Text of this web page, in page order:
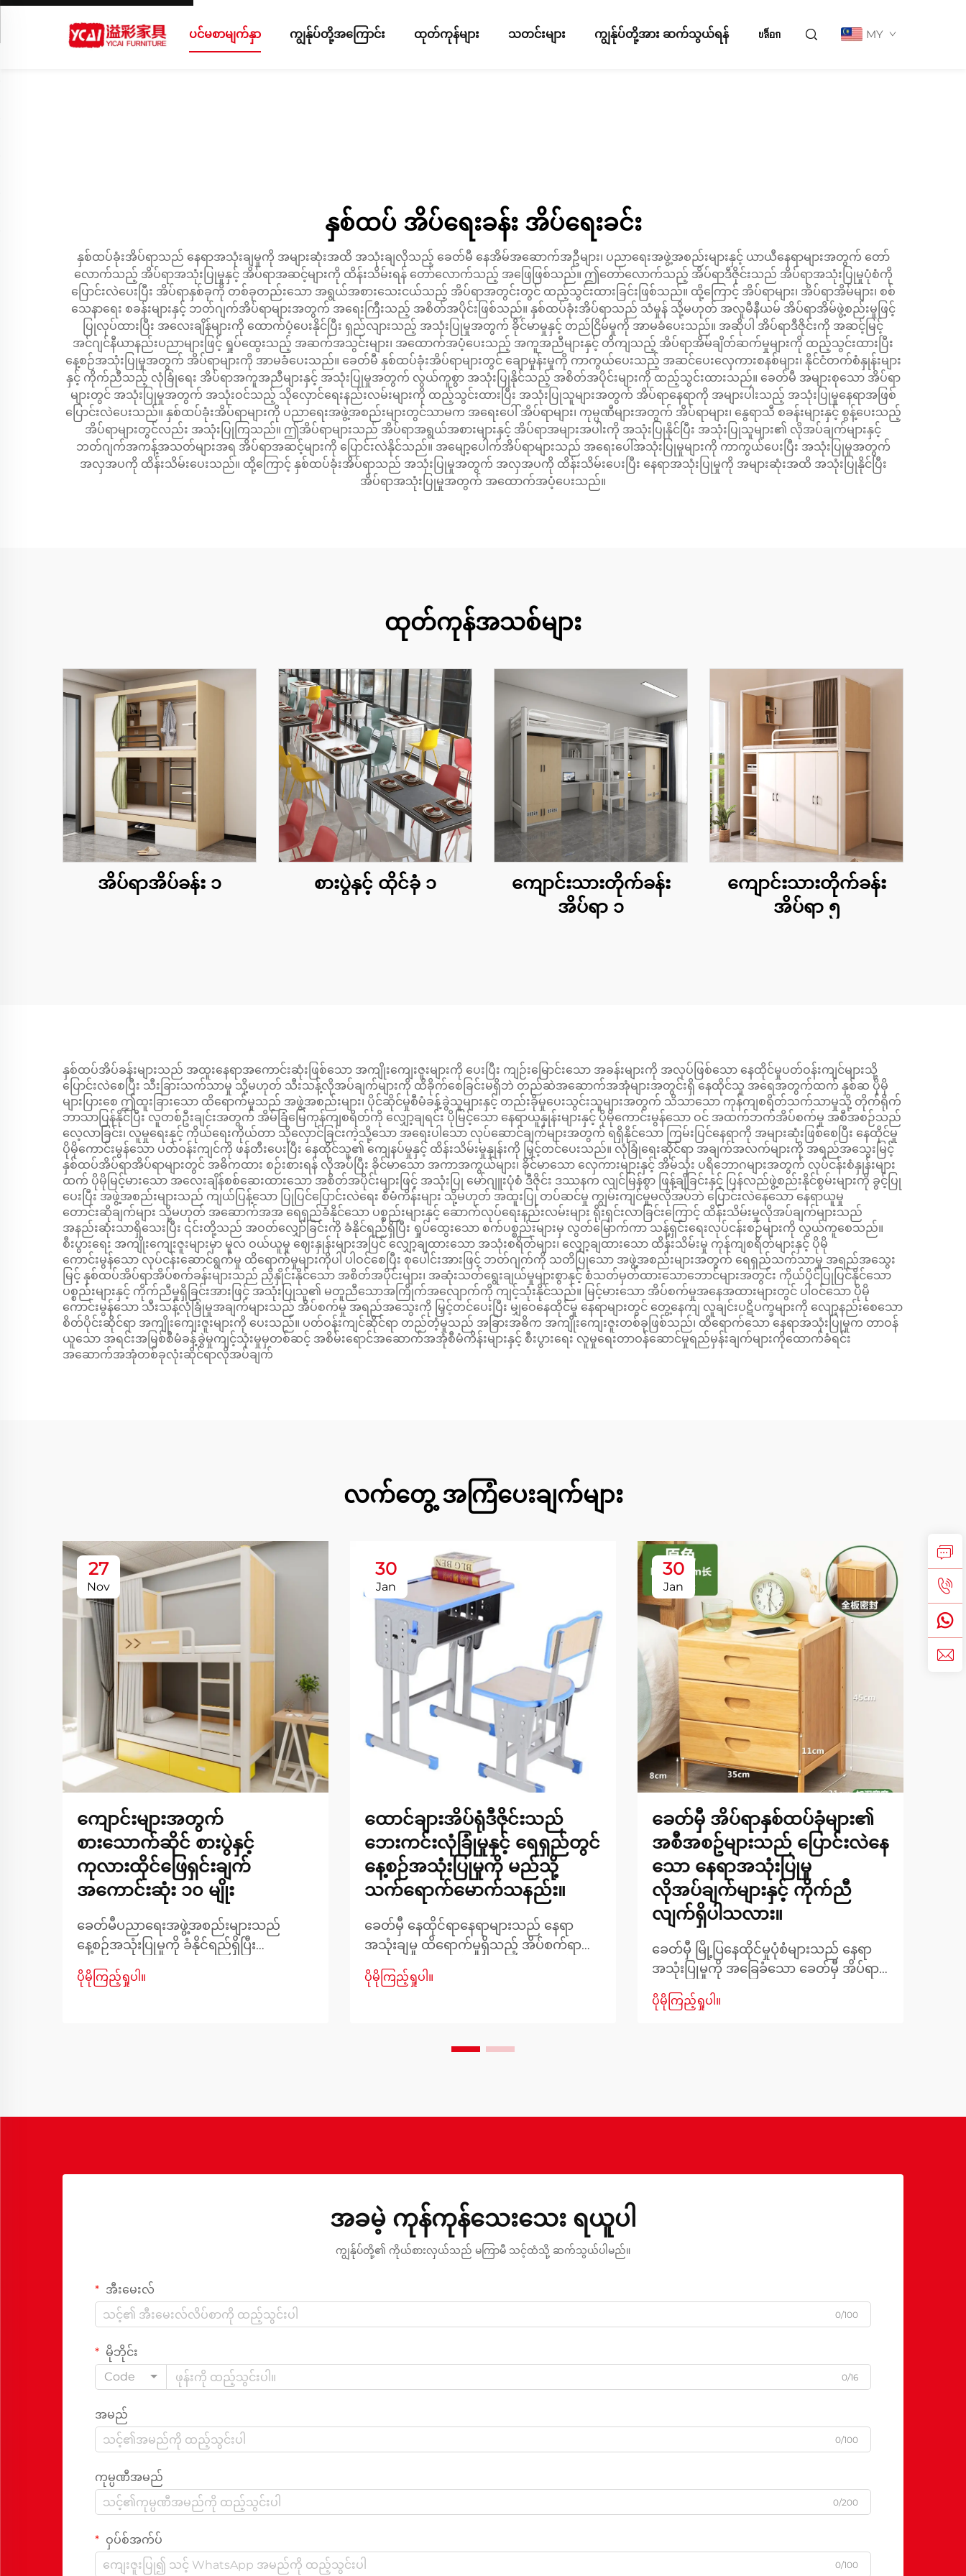
ပင်မစာမျက်နှာ ကျွန်ုပ်တို့အကြောင်း ထုတ်ကုန်များ သတင်းများ ကျွန်ုပ်တို့အား ဆက်သွယ်ရန် บล็อก MY
နှစ်ထပ် အိပ်ရေးခန်း အိပ်ရေးခင်း
နှစ်ထပ်ခုံးအိပ်ရာသည် နေရာအသုံးချမှုကို အများဆုံးအထိ အသုံးချလိုသည့် ခေတ်မီ နေအိမ်အဆောက်အဦများ၊ ပညာရေးအဖွဲ့အစည်းများနှင့် ယာယီနေရာများအတွက် တော်
လောက်သည့် အိပ်ရာအသုံးပြုမှုနှင့် အိပ်ရာအဆင့်များကို ထိန်းသိမ်းရန် တော်လောက်သည့် အဖြေဖြစ်သည်။ ဤတော်လောက်သည့် အိပ်ရာဒီဇိုင်းသည် အိပ်ရာအသုံးပြုမှုပုံစံကို
ပြောင်းလဲပေးပြီး အိပ်ရာနှစ်ခုကို တစ်ခုတည်းသော အရွယ်အစားသေးငယ်သည့် အိပ်ရာအတွင်းတွင် ထည့်သွင်းထားခြင်းဖြစ်သည်။ ထို့ကြောင့် အိပ်ရာများ၊ အိပ်ရာအိမ်များ၊ စစ်
သေနာရေး စခန်းများနှင့် ဘတ်ဂျက်အိပ်ရာများအတွက် အရေးကြီးသည့် အစိတ်အပိုင်းဖြစ်သည်။ နှစ်ထပ်ခုံးအိပ်ရာသည် သံမှုန် သို့မဟုတ် အလူမီနီယမ် အိပ်ရာအိမ်ဖွဲ့စည်းမှုဖြင့်
ပြုလုပ်ထားပြီး အလေးချိန်များကို ထောက်ပံ့ပေးနိုင်ပြီး ရှည်လျားသည့် အသုံးပြုမှုအတွက် ခိုင်မာမှုနှင့် တည်ငြိမ်မှုကို အာမခံပေးသည်။ အဆိုပါ အိပ်ရာဒီဇိုင်းကို အဆင့်မြင့်
အင်ဂျင်နီယာနည်းပညာများဖြင့် ရှုပ်ထွေးသည့် အဆက်အသွင်းများ၊ အထောက်အပံ့ပေးသည့် အကူအညီများနှင့် တိကျသည့် အိပ်ရာအိမ်ချိတ်ဆက်မှုများကို ထည့်သွင်းထားပြီး
နေ့စဉ်အသုံးပြုမှုအတွက် အိပ်ရာများကို အာမခံပေးသည်။ ခေတ်မီ နှစ်ထပ်ခုံးအိပ်ရာများတွင် ချောမှုန်းမှုကို ကာကွယ်ပေးသည့် အဆင်ပေးလှေကားစနစ်များ၊ နိုင်ငံတက်စံနှုန်းများ
နှင့် ကိုက်ညီသည့် လုံခြုံရေး အိပ်ရာအကူအညီများနှင့် အသုံးပြုမှုအတွက် လွယ်ကူစွာ အသုံးပြုနိုင်သည့် အစိတ်အပိုင်းများကို ထည့်သွင်းထားသည်။ ခေတ်မီ အများစုသော အိပ်ရာ
များတွင် အသုံးပြုမှုအတွက် အသုံးဝင်သည့် သိုလှောင်ရေးနည်းလမ်းများကို ထည့်သွင်းထားပြီး အသုံးပြုသူများအတွက် အိပ်ရာနေရာကို အများပါးသည့် အသုံးပြုမှုနေရာအဖြစ်
ပြောင်းလဲပေးသည်။ နှစ်ထပ်ခုံးအိပ်ရာများကို ပညာရေးအဖွဲ့အစည်းများတွင်သာမက အရေးပေါ် အိပ်ရာများ၊ ကုမ္ပဏီများအတွက် အိပ်ရာများ၊ နွေရာသီ စခန်းများနှင့် စွန့်ပေးသည့်
အိပ်ရာများတွင်လည်း အသုံးပြုကြသည်။ ဤအိပ်ရာများသည် အိပ်ရာအရွယ်အစားများနှင့် အိပ်ရာအများအပါးကို အသုံးပြုနိုင်ပြီး အသုံးပြုသူများ၏ လိုအပ်ချက်များနှင့်
ဘတ်ဂျက်အကန့်အသတ်များအရ အိပ်ရာအဆင့်များကို ပြောင်းလဲနိုင်သည်။ အမျော့ပေါက်အိပ်ရာများသည် အရေးပေါ်အသုံးပြုမှုများကို ကာကွယ်ပေးပြီး အသုံးပြုမှုအတွက်
အလှအပကို ထိန်းသိမ်းပေးသည်။ ထို့ကြောင့် နှစ်ထပ်ခုံးအိပ်ရာသည် အသုံးပြုမှုအတွက် အလှအပကို ထိန်းသိမ်းပေးပြီး နေရာအသုံးပြုမှုကို အများဆုံးအထိ အသုံးပြုနိုင်ပြီး
အိပ်ရာအသုံးပြုမှုအတွက် အထောက်အပံ့ပေးသည်။
ထုတ်ကုန်အသစ်များ
အိပ်ရာအိပ်ခန်း ၁ စားပွဲနှင့် ထိုင်ခုံ ၁
ကျောင်းသားတိုက်ခန်း
အိပ်ရာ ၁
ကျောင်းသားတိုက်ခန်း
အိပ်ရာ ၅
နှစ်ထပ်အိပ်ခန်းများသည် အထူးနေရာအကောင်းဆုံးဖြစ်သော အကျိုးကျေးဇူးများကို ပေးပြီး ကျဉ်းမြောင်းသော အခန်းများကို အလုပ်ဖြစ်သော နေထိုင်မှုပတ်ဝန်းကျင်များသို့
ပြောင်းလဲစေပြီး သီးခြားသက်သာမှု သို့မဟုတ် သီးသန့်လိုအပ်ချက်များကို ထိခိုက်စေခြင်းမရှိဘဲ တည်ဆဲအဆောက်အအုံများအတွင်းရှိ နေထိုင်သူ အရေအတွက်ထက် နှစ်ဆ ပိုမို
များပြားစေ ဤထူးခြားသော ထိရောက်မှုသည် အဖွဲ့အစည်းများ၊ ပိုင်ဆိုင်မှုစီမံခန့်ခွဲသူများနှင့် တည်းခိုမှုပေးသွင်းသူများအတွက် သိသာသော ကုန်ကျစရိတ်သက်သာမှုသို့ တိုက်ရိုက်
ဘာသာပြန်နိုင်ပြီး လူတစ်ဦးချင်းအတွက် အိမ်ခြံမြေကုန်ကျစရိတ်ကို လျှော့ချရင်း ပိုမြင့်သော နေရာယူနှုန်းများနှင့် ပိုမိုကောင်းမွန်သော ဝင် အထက်ဘက်အိပ်စက်မှု အစီအစဉ်သည်
လေ့လာခြင်း၊ လူမှုရေးနှင့် ကိုယ်ရေးကိုယ်တာ သိုလှောင်ခြင်းကဲ့သို့သော အရေးပါသော လုပ်ဆောင်ချက်များအတွက် ရရှိနိုင်သော ကြမ်းပြင်နေရာကို အများဆုံးဖြစ်စေပြီး နေထိုင်မှု
ပိုမိုကောင်းမွန်သော ပတ်ဝန်းကျင်ကို ဖန်တီးပေးပြီး နေထိုင်သူ၏ ကျေနပ်မှုနှင့် ထိန်းသိမ်းမှုနှုန်းကို မြှင့်တင်ပေးသည်။ လုံခြုံရေးဆိုင်ရာ အချက်အလက်များကို အရည်အသွေးမြင့်
နှစ်ထပ်အိပ်ရာအိပ်ရာများတွင် အဓိကထား စဉ်းစားရန် လိုအပ်ပြီး ခိုင်မာသော အကာအကွယ်များ၊ ခိုင်မာသော လှေကားများနှင့် အိမ်သုံး ပရိဘောဂများအတွက် လုပ်ငန်းစံနှုန်းများ
ထက် ပိုမိုမြင့်မားသော အလေးချိန်စစ်ဆေးထားသော အစိတ်အပိုင်းများဖြင့် အသုံးပြု မော်ဂျူးပုံစံ ဒီဇိုင်း ဒဿနက လျင်မြန်စွာ ဖြန့်ချိခြင်းနှင့် ပြန်လည်ဖွဲ့စည်းနိုင်စွမ်းများကို ခွင့်ပြု
ပေးပြီး အဖွဲ့အစည်းများသည် ကျယ်ပြန့်သော ပြုပြင်ပြောင်းလဲရေး စီမံကိန်းများ သို့မဟုတ် အထူးပြု တပ်ဆင်မှု ကျွမ်းကျင်မှုမလိုအပ်ဘဲ ပြောင်းလဲနေသော နေရာယူမှု
တောင်းဆိုချက်များ သို့မဟုတ် အဆောက်အအ ရေရှည်ခံနိုင်သော ပစ္စည်းများနှင့် ဆောက်လုပ်ရေးနည်းလမ်းများ ရိုးရှင်းလာခြင်းကြောင့် ထိန်းသိမ်းမှုလိုအပ်ချက်များသည်
အနည်းဆုံးသာရှိသေးပြီး ၎င်းတို့သည် အဝတ်လျှော်ခြင်းကို ခံနိုင်ရည်ရှိပြီး ရှုပ်ထွေးသော စက်ပစ္စည်းများမှ လွတ်မြောက်ကာ သန့်ရှင်းရေးလုပ်ငန်းစဉ်များကို လွယ်ကူစေသည်။
စီးပွားရေး အကျိုးကျေးဇူးများမှာ မူလ ဝယ်ယူမှု ဈေးနှုန်းများအပြင် လျှော့ချထားသော အသုံးစရိတ်များ၊ လျှော့ချထားသော ထိန်းသိမ်းမှု ကုန်ကျစရိတ်များနှင့် ပိုမို
ကောင်းမွန်သော လုပ်ငန်းဆောင်ရွက်မှု ထိရောက်မှုများကိုပါ ပါဝင်စေပြီး စုပေါင်းအားဖြင့် ဘတ်ဂျက်ကို သတိပြုသော အဖွဲ့အစည်းများအတွက် ရေရှည်သက်သာမှု အရည်အသွေး
မြင့် နှစ်ထပ်အိပ်ရာအိပ်စက်ခန်းများသည် ညှိနှိုင်းနိုင်သော အစိတ်အပိုင်းများ၊ အဆုံးသတ်ရွေးချယ်မှုများစွာနှင့် စံသတ်မှတ်ထားသောဘောင်များအတွင်း ကိုယ်ပိုင်ပြုပြင်နိုင်သော
ပစ္စည်းများနှင့် ကိုက်ညီမှုရှိခြင်းအားဖြင့် အသုံးပြုသူ၏ မတူညီသောအကြိုက်အလျောက်ကို ကျင့်သုံးနိုင်သည်။ မြင့်မားသော အိပ်စက်မှုအနေအထားများတွင် ပါဝင်သော ပိုမို
ကောင်းမွန်သော သီးသန့်လုံခြုံမှုအချက်များသည် အိပ်စက်မှု အရည်အသွေးကို မြှင့်တင်ပေးပြီး မျှဝေနေထိုင်မှု နေရာများတွင် တွေ့နေကျ လူချင်းပဋိပက္ခများကို လျော့နည်းစေသော
စိတ်ပိုင်းဆိုင်ရာ အကျိုးကျေးဇူးများကို ပေးသည်။ ပတ်ဝန်းကျင်ဆိုင်ရာ တည်တံ့မှုသည် အခြားအဓိက အကျိုးကျေးဇူးတစ်ခုဖြစ်သည်၊ ထိရောက်သော နေရာအသုံးပြုမှုက တာဝန်
ယူသော အရင်းအမြစ်စီမံခန့်ခွဲမှုကျင့်သုံးမှုမှတစ်ဆင့် အစိမ်းရောင်အဆောက်အအုံစီမံကိန်းများနှင့် စီးပွားရေး လူမှုရေးတာဝန်ဆောင်မှုရည်မှန်းချက်များကိုထောက်ခံရင်း
အဆောက်အအုံတစ်ခုလုံးဆိုင်ရာလိုအပ်ချက်
လက်တွေ့ အကြံပေးချက်များ
27
Nov
ကျောင်းများအတွက်
စားသောက်ဆိုင် စားပွဲနှင့်
ကုလားထိုင်ဖြေရှင်းချက်
အကောင်းဆုံး ၁၀ မျိုး
ခေတ်မီပညာရေးအဖွဲ့အစည်းများသည်
နေ့စဉ်အသုံးပြုမှုကို ခံနိုင်ရည်ရှိပြီး
သက်တောင့်သက်သာရှိစေမည့် ခိုင်ခံ့ပြီး
ပိုမိုကြည့်ရှုပါ။
30
Jan
ထောင်ချားအိပ်ရုံဒီဇိုင်းသည်
ဘေးကင်းလုံခြုံမှုနှင့် ရေရှည်တွင်
နေ့စဉ်အသုံးပြုမှုကို မည်သို့
သက်ရောက်မောက်သနည်း။
ခေတ်မှီ နေထိုင်ရာနေရာများသည် နေရာ
အသုံးချမှု ထိရောက်မှုရှိသည့် အိပ်စက်ရာ
လုပ်ဆောင်ချက်များနှင့် နေထိုင်သူများ၏
ပိုမိုကြည့်ရှုပါ။
30
Jan
ခေတ်မှီ အိပ်ရာနှစ်ထပ်ခုံများ၏
အစီအစဥ်များသည် ပြောင်းလဲနေ
သော နေရာအသုံးပြုမှု
လိုအပ်ချက်များနှင့် ကိုက်ညီ
လျက်ရှိပါသလား။
ခေတ်မှီ မြို့ပြနေထိုင်မှုပုံစံများသည် နေရာ
အသုံးပြုမှုကို အခြေခံသော ခေတ်မှီ အိပ်ရာ
သာ ရှိသည့် အခက်အခဲများကို ဖြေရှင်းရန်
ပိုမိုကြည့်ရှုပါ။
အခမဲ့ ကုန်ကုန်သေးသေး ရယူပါ
ကျွန်ုပ်တို့၏ ကိုယ်စားလှယ်သည် မကြာမီ သင့်ထံသို့ ဆက်သွယ်ပါမည်။
အီးမေးလ်
0/100
မိုဘိုင်း
Code
0/16
အမည်
0/100
ကုမ္ပဏီအမည်
0/200
ဝှပ်စ်အက်ပ်
0/100